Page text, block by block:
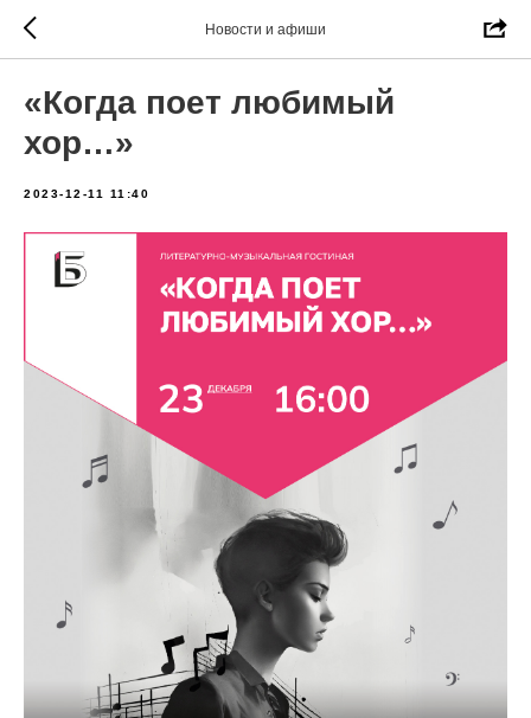
Новости и афиши
«Когда поет любимый
хор…»
2023-12-11 11:40